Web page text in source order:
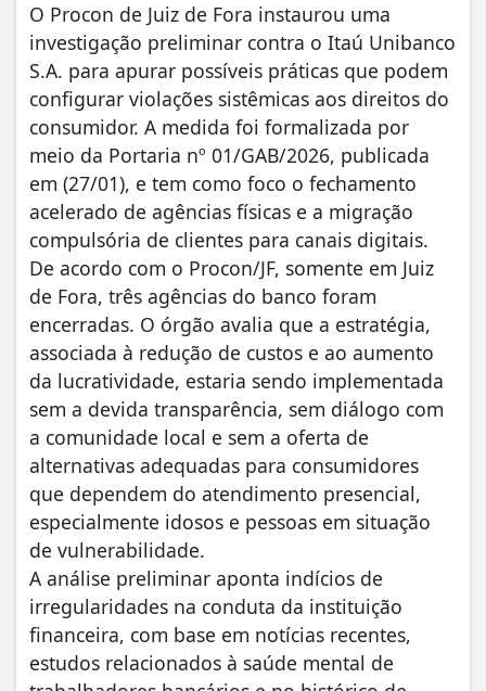
O Procon de Juiz de Fora instaurou uma
investigação preliminar contra o Itaú Unibanco
S.A. para apurar possíveis práticas que podem
configurar violações sistêmicas aos direitos do
consumidor. A medida foi formalizada por
meio da Portaria nº 01/GAB/2026, publicada
em (27/01), e tem como foco o fechamento
acelerado de agências físicas e a migração
compulsória de clientes para canais digitais.
De acordo com o Procon/JF, somente em Juiz
de Fora, três agências do banco foram
encerradas. O órgão avalia que a estratégia,
associada à redução de custos e ao aumento
da lucratividade, estaria sendo implementada
sem a devida transparência, sem diálogo com
a comunidade local e sem a oferta de
alternativas adequadas para consumidores
que dependem do atendimento presencial,
especialmente idosos e pessoas em situação
de vulnerabilidade.
A análise preliminar aponta indícios de
irregularidades na conduta da instituição
financeira, com base em notícias recentes,
estudos relacionados à saúde mental de